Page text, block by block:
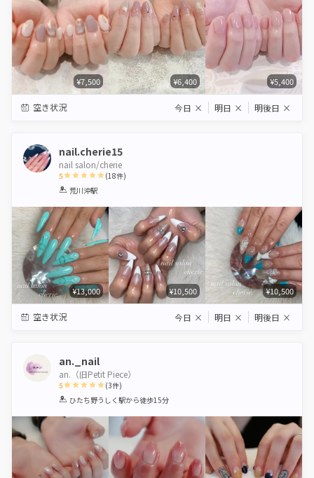
¥7,500 ¥6,400 ¥5,400
空き状況 今日 × 明日 × 明後日 ×
nail.cherie15
nail salon/cherie
5
1 2 3 4 5
(18件)
荒川沖駅
¥13,000 ¥10,500 ¥10,500
空き状況 今日 × 明日 × 明後日 ×
an._nail
an.（旧Petit Piece）
5
1 2 3 4 5
(3件)
ひたち野うしく駅から徒歩15分